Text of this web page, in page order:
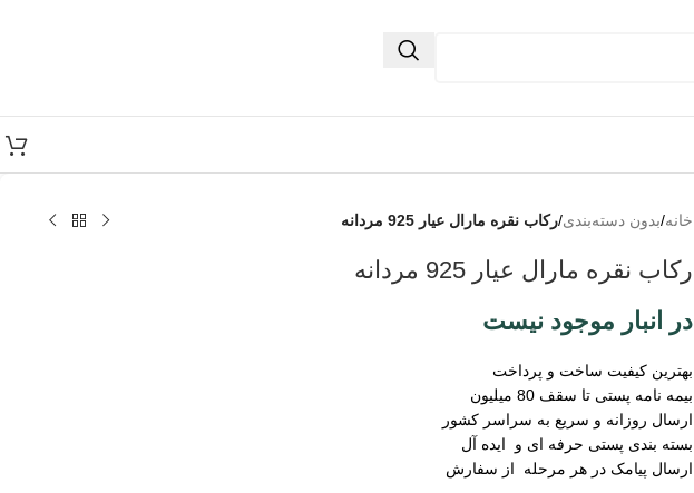
خانه/بدون دسته‌بندی/رکاب نقره مارال عیار 925 مردانه
رکاب نقره مارال عیار 925 مردانه
در انبار موجود نیست
بهترین کیفیت ساخت و پرداخت
بیمه نامه پستی تا سقف 80 میلیون
ارسال روزانه و سریع به سراسر کشور
بسته بندی پستی حرفه ای و ایده آل
ارسال پیامک در هر مرحله از سفارش